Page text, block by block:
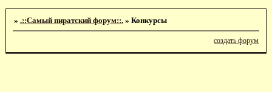
» .::Самый пиратский форум::. » Конкурсы
создать форум